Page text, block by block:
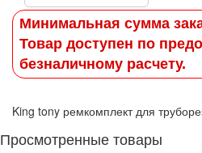
Минимальная сумма
Товар доступен по
безналичному расчету.
King tony ремкомплект для
Просмотренные товары